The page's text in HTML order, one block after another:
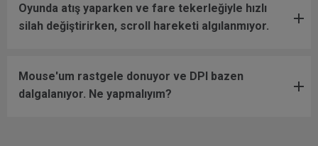
Oyunda atış yaparken ve fare tekerleğiyle hızlı
silah değiştirirken, scroll hareketi algılanmıyor.
Mouse'um rastgele donuyor ve DPI bazen
dalgalanıyor. Ne yapmalıyım?